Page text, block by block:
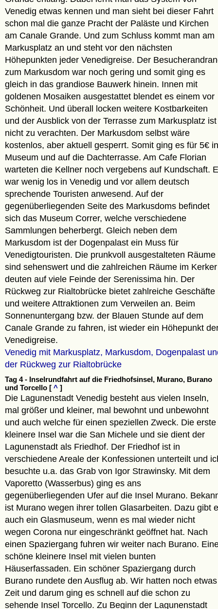
Venedig etwas kennen und man sieht bei dieser Fahrt
schon mal die ganze Pracht der Paläste und Kirchen
am Canale Grande. Und zum Schluss kommt man am
Markusplatz an und steht vor den nächsten
Höhepunkten jeder Venedigreise. Der
zum Markusdom war noch gering und somit ging es
gleich in das grandiose Bauwerk hinein. Innen mit
goldenen Mosaiken ausgestattet blendet es einem vor
Schönheit. Und überall locken weitere Kostbarkeiten
und der Ausblick von der Terrasse zum Markusplatz ist
nicht zu verachten. Der Markusdom selbst wäre
kostenlos, aber aktuell gesperrt. Somit ging es für 5€
Museum und auf die Dachterrasse. Am Cafe Florian
warteten die Kellner noch vergebens auf Kundschaft.
war wenig los in Venedig und vor allem deutsch
sprechende Touristen anwesend. Auf der
gegenüberliegenden Seite des Markusdoms befindet
sich das Museum Correr, welche verschiedene
Sammlungen beherbergt. Gleich neben dem
Markusdom ist der Dogenpalast ein Muss für
Venedigtouristen. Die prunkvoll ausgestalteten Räume
sind sehenswert und die zahlreichen Räume im Kerker
deuten auf viele Feinde der Serenissima hin. Der
Rückweg zur Rialtobrücke bietet zahlreiche Geschäfte
und weitere Attraktionen zum Verweilen an. Beim
Sonnenuntergang bzw. der Blauen Stunde auf dem
Canale Grande zu fahren, ist wieder ein Höhepunkt
Venedigreise.
Venedig mit Markusplatz, Markusdom, Dogenpalast
der Rückweg zur Rialtobrücke
Tag 4 - Inselrundfahrt auf die Friedhofsinsel, Murano, Burano
und Torcello [ ^ ]
Die Lagunenstadt Venedig besteht aus vielen Inseln,
mal größer und kleiner, mal bewohnt und unbewohnt
und auch welche für einen speziellen Zweck. Die erste
kleinere Insel war die San Michele und sie dient der
Lagunenstadt als Friedhof. Der Friedhof ist in
verschiedene Areale der Konfessionen unterteilt und
besuchte u.a. das Grab von Igor Strawinsky. Mit dem
Vaporetto (Wasserbus) ging es ans
gegenüberliegenden Ufer auf die Insel Murano.
ist Murano wegen ihrer tollen Glasarbeiten. Dazu gibt
auch ein Glasmuseum, wenn es mal wieder nicht
wegen Corona nur eingeschränkt geöffnet hat. Nach
einen Spaziergang fuhren wir weiter nach Burano.
schöne kleinere Insel mit vielen bunten
Häuserfassaden. Ein schöner Spaziergang durch
Burano rundete den Ausflug ab. Wir hatten noch etwas
Zeit und darum ging es schnell auf die schon zu
sehende Insel Torcello. Zu Beginn der Lagunenstadt